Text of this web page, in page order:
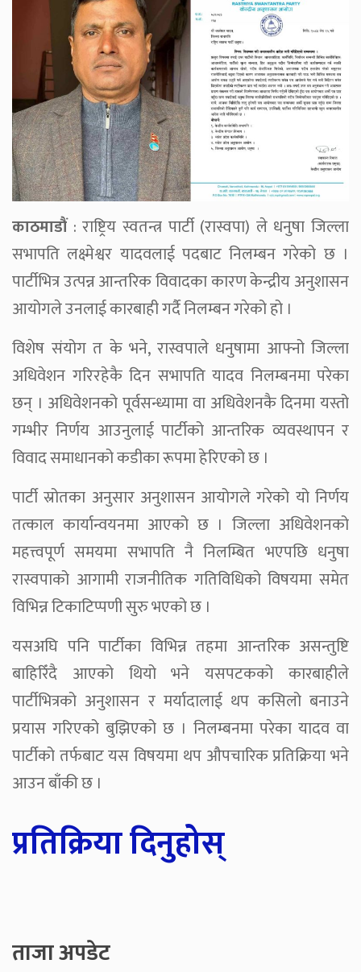
काठमाडौं: राष्ट्रिय स्वतन्त्र पार्टी (रास्वपा) ले धनुषा जिल्ला
सभापति लक्ष्मेश्वर यादवलाई पदबाट निलम्बन गरेको छ ।
पार्टीभित्र उत्पन्न आन्तरिक विवादका कारण केन्द्रीय अनुशासन
आयोगले उनलाई कारबाही गर्दै निलम्बन गरेको हो ।
विशेष संयोग त के भने, रास्वपाले धनुषामा आफ्नो जिल्ला
अधिवेशन गरिरहेकै दिन सभापति यादव निलम्बनमा परेका
छन् । अधिवेशनको पूर्वसन्ध्यामा वा अधिवेशनकै दिनमा यस्तो
गम्भीर निर्णय आउनुलाई पार्टीको आन्तरिक व्यवस्थापन र
विवाद समाधानको कडीका रूपमा हेरिएको छ ।
पार्टी स्रोतका अनुसार अनुशासन आयोगले गरेको यो निर्णय
तत्काल कार्यान्वयनमा आएको छ । जिल्ला अधिवेशनको
महत्त्वपूर्ण समयमा सभापति नै निलम्बित भएपछि धनुषा
रास्वपाको आगामी राजनीतिक गतिविधिको विषयमा समेत
विभिन्न टिकाटिप्पणी सुरु भएको छ ।
यसअघि पनि पार्टीका विभिन्न तहमा आन्तरिक असन्तुष्टि
बाहिरिँदै आएको थियो भने यसपटकको कारबाहीले
पार्टीभित्रको अनुशासन र मर्यादालाई थप कसिलो बनाउने
प्रयास गरिएको बुझिएको छ । निलम्बनमा परेका यादव वा
पार्टीको तर्फबाट यस विषयमा थप औपचारिक प्रतिक्रिया भने
आउन बाँकी छ ।
प्रतिक्रिया दिनुहोस्
ताजा अपडेट